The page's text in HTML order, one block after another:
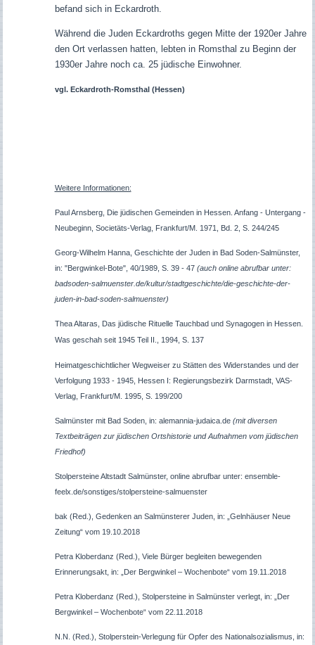
befand sich in Eckardroth.
Während die Juden Eckardroths gegen Mitte der 1920er Jahre
den Ort verlassen hatten, lebten in Romsthal zu Beginn der
1930er Jahre noch ca. 25 jüdische Einwohner.
vgl. Eckardroth-Romsthal (Hessen)
Weitere Informationen:
Paul Arnsberg, Die jüdischen Gemeinden in Hessen. Anfang - Untergang -
Neubeginn, Societäts-Verlag, Frankfurt/M. 1971, Bd. 2, S. 244/245
Georg-WilhelmHanna, Geschichte der Juden in Bad Soden-Salmünster,
in: "Bergwinkel-Bote", 40/1989, S. 39 - 47 (auch online abrufbar unter:
badsoden-salmuenster.de/kultur/stadtgeschichte/die-geschichte-der-
juden-in-bad-soden-salmuenster)
Thea Altaras, Das jüdische Rituelle Tauchbad und Synagogen in Hessen.
Was geschah seit 1945 Teil II., 1994, S. 137
Heimatgeschichtlicher Wegweiser zu Stätten des Widerstandes und der
Verfolgung 1933 - 1945, Hessen I: Regierungsbezirk Darmstadt, VAS-
Verlag, Frankfurt/M. 1995, S. 199/200
Salmünster mit Bad Soden, in: alemannia-judaica.de (mit diversen
Textbeiträgen zur jüdischen Ortshistorie und Aufnahmen vom jüdischen
Friedhof)
Stolpersteine Altstadt Salmünster, online abrufbar unter: ensemble-
feelx.de/sonstiges/stolpersteine-salmuenster
bak (Red.), Gedenken an Salmünsterer Juden, in: „Gelnhäuser Neue
Zeitung“ vom 19.10.2018
Petra Kloberdanz (Red.), Viele Bürger begleiten bewegenden
Erinnerungsakt, in: „Der Bergwinkel – Wochenbote“ vom 19.11.2018
Petra Kloberdanz (Red.), Stolpersteine in Salmünster verlegt, in: „Der
Bergwinkel – Wochenbote“ vom 22.11.2018
N.N. (Red.), Stolperstein-Verlegung für Opfer des Nationalsozialismus, in: